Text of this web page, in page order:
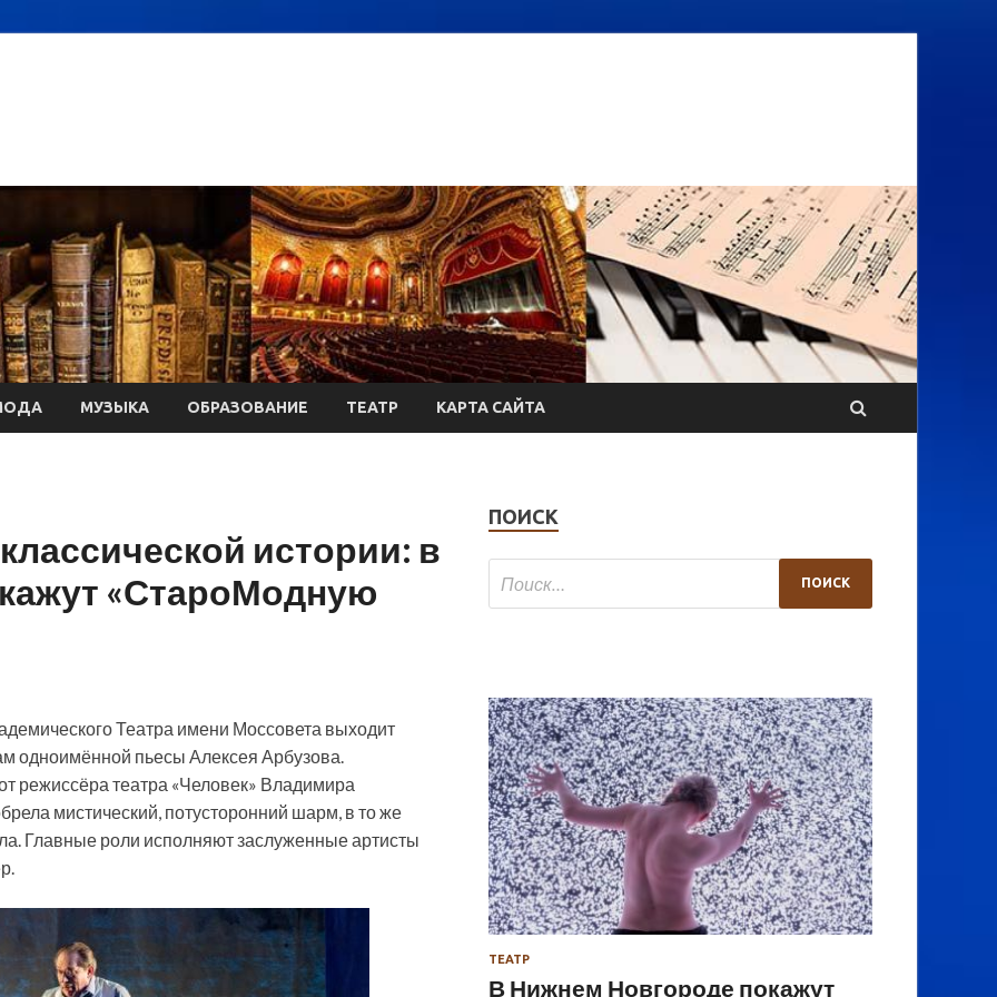
МУЗЫКА ОБРАЗОВАНИЕ ТЕАТР КАРТА САЙТА
истории: в
«СтароМодную
Театра имени Моссовета выходит
одноимённой пьесы Алексея Арбузова.
режиссёра театра «Человек» Владимира
мистический, потусторонний шарм, в то же
Главные роли исполняют заслуженные артисты
ПОИСК
ТЕАТР
В Нижнем Новгороде покажут